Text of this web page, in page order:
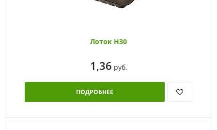
Лоток Н30
1,36 руб.
ПОДРОБНЕЕ